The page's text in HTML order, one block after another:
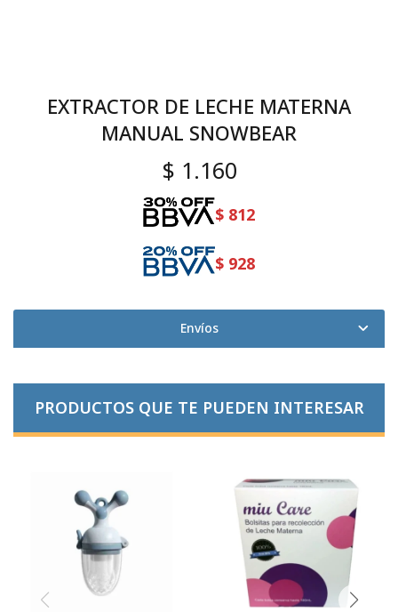
EXTRACTOR DE LECHE MATERNA
MANUAL SNOWBEAR
$ 1.160
$ 812
$ 928
Envíos
PRODUCTOS QUE TE PUEDEN INTERESAR